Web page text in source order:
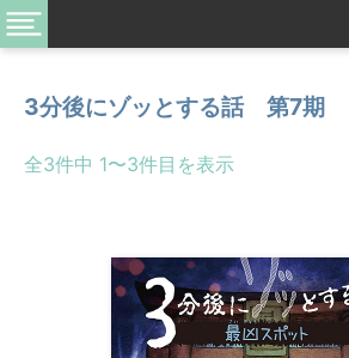
3分後にゾッとする話 第7期
全3件中 1〜3件目を表示